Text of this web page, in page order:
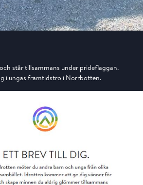
står tillsammans under prideflaggan.
i ungas framtidstro i Norrbotten.